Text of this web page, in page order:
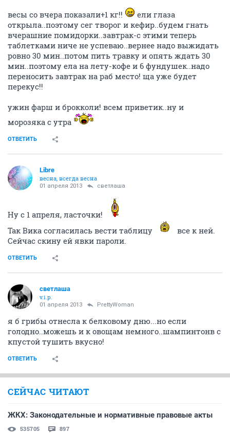
весы со вчера показали+1 кг!!
ели глаза
открыла..поэтому сег творог и кефир..будем гнать
вчерашние помидорки..завтрак-с этими теперь
таблетками ниче не успеваю..вернее надо выжидать
ровно 30 мин..потом пить травку и опять ждать 30
мин..поэтому ела на лету-кофе и 6 фундушек..надо
переносить завтрак на раб место! ща уже будет
перекус!!
ужин фарш и брокколи! всем приветик..ну и
морозяка с утра
ОТВЕТИТЬ
Libre
весна, всегда весна
01 апреля 2013 светлаша
Ну с 1 апреля, ласточки!
Так Вика согласилась вести таблицу
все к ней.
Сейчас скину ей явки пароли.
ОТВЕТИТЬ
светлаша
v.i.p.
01 апреля 2013 PrettyWoman
я б грибы отнесла к белковому дню...но если
голодно..можешь и к овощам немного..шампинтонв с
кпустой тушить вкусно!
ОТВЕТИТЬ
СЕЙЧАС ЧИТАЮТ
ЖКХ: Законодательные и нормативные правовые акты
535705 897